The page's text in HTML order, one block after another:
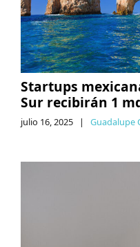
Startups
Sur recibirán 1
julio 16, 2025 | Guadalupe